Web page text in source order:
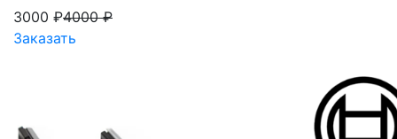
3000 ₽4000 ₽
Заказать